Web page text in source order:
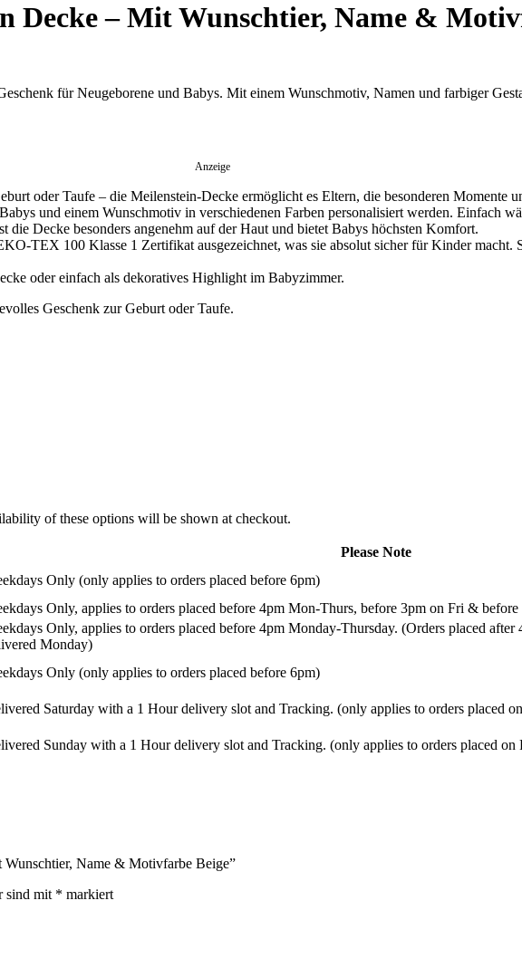
Decke – Mit Wunschtier, Name &
für Neugeborene und Babys. Mit einem Wunschmotiv, Namen und farbiger
Anzeige
oder Taufe – die Meilenstein-Decke ermöglicht es Eltern, die besonderen Momente
und einem Wunschmotiv in verschiedenen Farben personalisiert werden. Einfach
die Decke besonders angenehm auf der Haut und bietet Babys höchsten Komfort.
TEX 100 Klasse 1 Zertifikat ausgezeichnet, was sie absolut sicher für Kinder macht.
oder einfach als dekoratives Highlight im Babyzimmer.
Geschenk zur Geburt oder Taufe.
of these options will be shown at checkout.
Please Note
Only (only applies to orders placed before 6pm)
Only, applies to orders placed before 4pm Mon-Thurs, before 3pm on Fri &
Only, applies to orders placed before 4pm Monday-Thursday. (Orders placed
Monday)
Only (only applies to orders placed before 6pm)
Saturday with a 1 Hour delivery slot and Tracking. (only applies to orders placed
Sunday with a 1 Hour delivery slot and Tracking. (only applies to orders placed on
Name & Motivfarbe Beige”
sind mit * markiert